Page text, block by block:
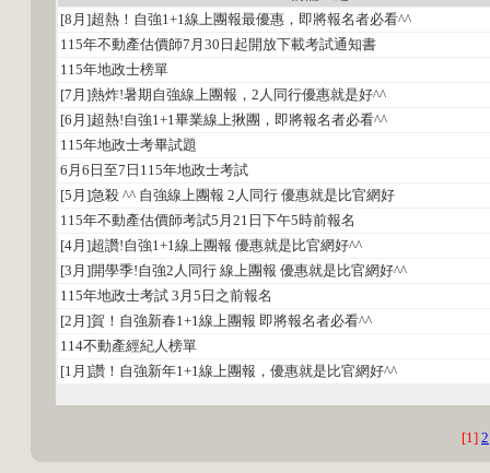
[8月]超熱！自強1+1線上團報最優惠，即將報名者必看^^
115年不動產估價師7月30日起開放下載考試通知書
115年地政士榜單
[7月]熱炸!暑期自強線上團報，2人同行優惠就是好^^
[6月]超熱!自強1+1畢業線上揪團，即將報名者必看^^
115年地政士考畢試題
6月6日至7日115年地政士考試
[5月]急殺 ^^ 自強線上團報 2人同行 優惠就是比官網好
115年不動產估價師考試5月21日下午5時前報名
[4月]超讚!自強1+1線上團報 優惠就是比官網好^^
[3月]開學季!自強2人同行 線上團報 優惠就是比官網好^^
115年地政士考試 3月5日之前報名
[2月]賀！自強新春1+1線上團報 即將報名者必看^^
114不動產經紀人榜單
[1月]讚！自強新年1+1線上團報，優惠就是比官網好^^
[1] 2